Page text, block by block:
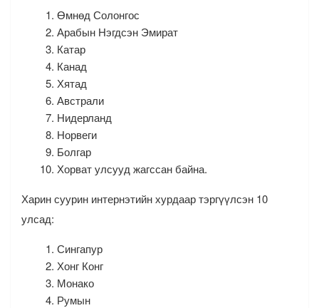
Өмнөд Солонгос
Арабын Нэгдсэн Эмират
Катар
Канад
Хятад
Австрали
Нидерланд
Норвеги
Болгар
Хорват улсууд жагссан байна.
Харин суурин интернэтийн хурдаар тэргүүлсэн 10
улсад:
Сингапур
Хонг Конг
Монако
Румын